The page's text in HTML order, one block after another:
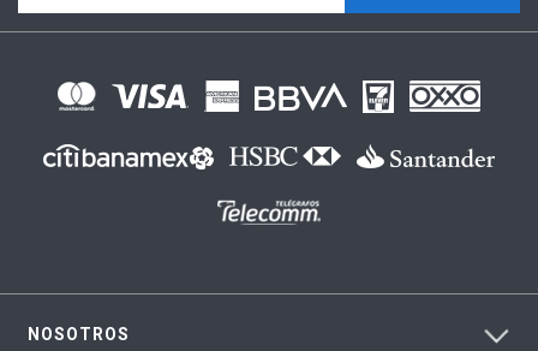
NOSOTROS